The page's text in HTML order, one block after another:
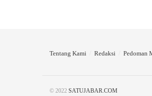
Tentang Kami Redaksi Pedoman
© 2022 SATUJABAR.COM